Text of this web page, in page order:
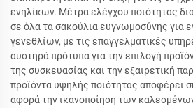
ενηλίκων. Μέτρα ελέγχου ποιότητας
σε όλα τα σακούλια ευγνωμοσύνης για
γενεθλίων, με τις επαγγελματικές
αυστηρά πρότυπα για την επιλογή
της συσκευασίας και την εξαιρετική
προϊόντα υψηλής ποιότητας αποφέρει
αφορά την ικανοποίηση των